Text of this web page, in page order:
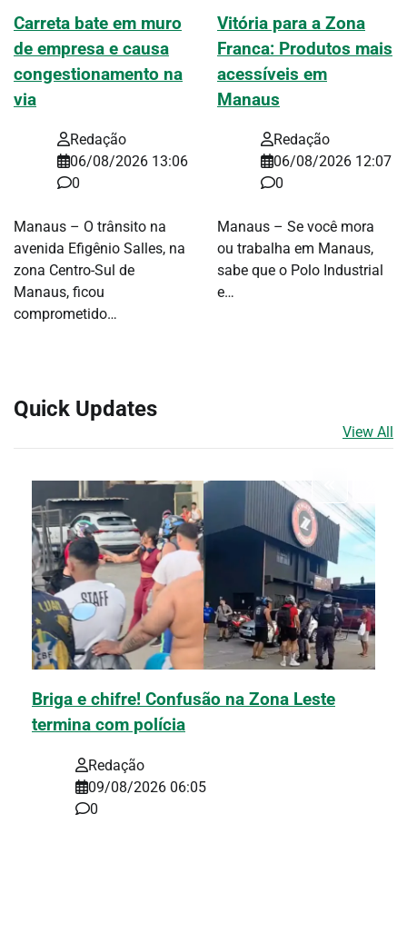
Carreta bate em muro
de empresa e causa
congestionamento na
via
Redação
06/08/2026 13:06
0
Manaus – O trânsito na
avenida Efigênio Salles, na
zona Centro-Sul de
Manaus, ficou
comprometido…
Vitória para a Zona
Franca: Produtos mais
acessíveis em
Manaus
Redação
06/08/2026 12:07
0
Manaus – Se você mora
ou trabalha em Manaus,
sabe que o Polo Industrial
e…
Quick Updates
View All
Briga e chifre! Confusão na Zona Leste
termina com polícia
Redação
09/08/2026 06:05
0